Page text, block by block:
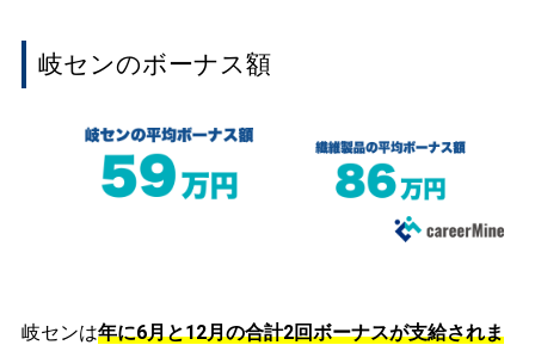
岐センのボーナス額
岐センは年に6月と12月の合計2回ボーナスが支給されま